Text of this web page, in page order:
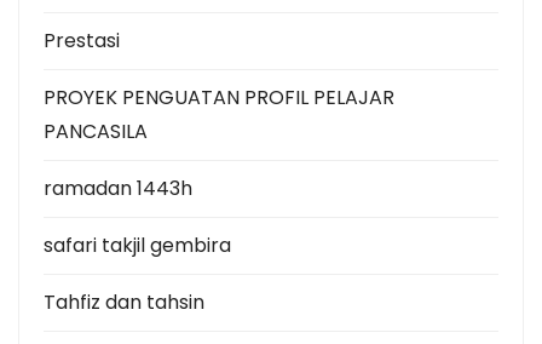
Prestasi
PROYEK PENGUATAN PROFIL PELAJAR
PANCASILA
ramadan 1443h
safari takjil gembira
Tahfiz dan tahsin